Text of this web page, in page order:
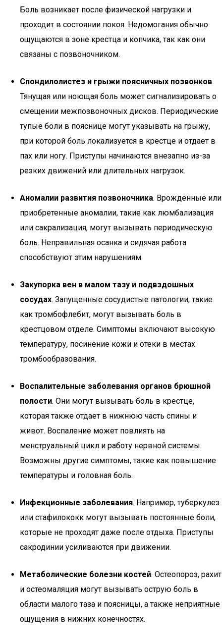
Боль возникает после физической нагрузки и
проходит в состоянии покоя. Недомогания обычно
ощущаются в зоне крестца и копчика, так как они
связаны с позвоночником.
Спондилолистез и грыжи поясничных позвонков.
Тянущая или ноющая боль может сигнализировать о
смещении межпозвоночных дисков. Периодические
тупые боли в пояснице могут указывать на грыжу,
при которой боль локализуется в крестце и отдает в
пах или ногу. Приступы начинаются внезапно из-за
резких движений или длительных нагрузок.
Аномалии развития позвоночника. Врожденные или
приобретенные аномалии, такие как люмбализация
или сакрализация, могут вызывать периодическую
боль. Неправильная осанка и сидячая работа
способствуют этим нарушениям.
Закупорка вен в малом тазу и подвздошных
сосудах. Запущенные сосудистые патологии, такие
как тромбофлебит, могут вызывать боль в
крестцовом отделе. Симптомы включают высокую
температуру, посинение кожи и отеки в местах
тромбообразования.
Воспалительные заболевания органов брюшной
полости. Они могут вызывать боль в крестце,
которая также отдает в нижнюю часть спины и
живот. Воспаление может повлиять на
менструальный цикл и работу нервной системы.
Возможны другие симптомы, такие как повышение
температуры и головная боль.
Инфекционные заболевания. Например, туберкулез
или стафилококк могут вызывать постоянные боли,
которые не проходят даже после отдыха. Приступы
сакродинии усиливаются при движении.
Метаболические болезни костей. Остеопороз, рахит
и остеомаляция могут вызывать острую боль в
области малого таза и поясницы, а также неприятные
ощущения в нижних конечностях.